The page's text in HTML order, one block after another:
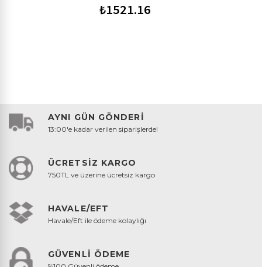
₺1521.16
AYNI GÜN GÖNDERİ
13:00'e kadar verilen siparişlerde!
ÜCRETSİZ KARGO
750TL ve üzerine ücretsiz kargo
HAVALE/EFT
Havale/Eft ile ödeme kolaylığı
GÜVENLİ ÖDEME